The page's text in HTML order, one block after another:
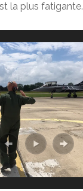
la plus fatigante.